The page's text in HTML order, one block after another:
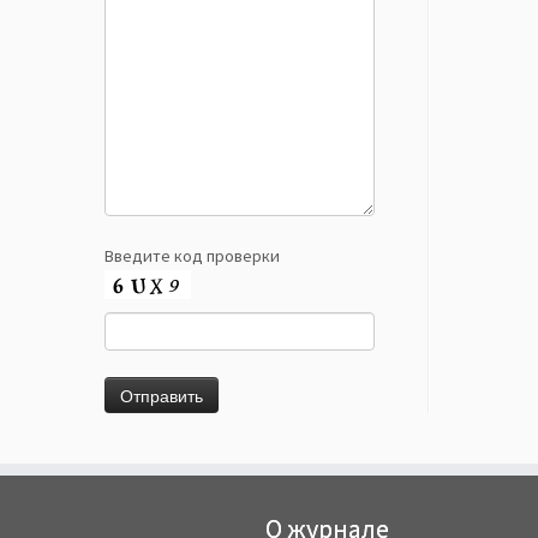
Введите код проверки
О журнале